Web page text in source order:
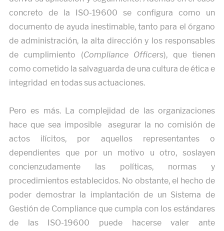
concreto de la ISO-19600 se configura como un
documento de ayuda inestimable, tanto para el órgano
de administración, la alta dirección y los responsables
de cumplimiento (Compliance Officers), que tienen
como cometido la salvaguarda de una cultura de ética e
integridad en todas sus actuaciones.
Pero es más. La complejidad de las organizaciones
hace que sea imposible asegurar la no comisión de
actos ilícitos, por aquellos representantes o
dependientes que por un motivo u otro, soslayen
concienzudamente las políticas, normas y
procedimientos establecidos. No obstante, el hecho de
poder demostrar la implantación de un Sistema de
Gestión de Compliance que cumpla con los estándares
de las ISO-19600 puede hacerse valer ante